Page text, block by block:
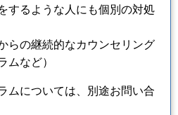
するような人にも個別の対処
らの継続的なカウンセリング
ムなど）
ムについては、別途お問い合